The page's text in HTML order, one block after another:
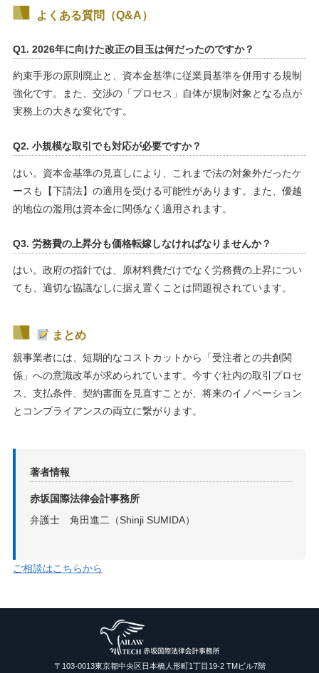
よくある質問（Q&A）
Q1. 2026年に向けた改正の目玉は何だったのですか？
約束手形の原則廃止と、資本金基準に従業員基準を併用する規制
強化です。また、交渉の「プロセス」自体が規制対象となる点が
実務上の大きな変化です。
Q2. 小規模な取引でも対応が必要ですか？
はい。資本金基準の見直しにより、これまで法の対象外だったケ
ースも【下請法】の適用を受ける可能性があります。また、優越
的地位の濫用は資本金に関係なく適用されます。
Q3. 労務費の上昇分も価格転嫁しなければなりませんか？
はい。政府の指針では、原材料費だけでなく労務費の上昇につい
ても、適切な協議なしに据え置くことは問題視されています。
まとめ
親事業者には、短期的なコストカットから「受注者との共創関
係」への意識改革が求められています。今すぐ社内の取引プロセ
ス、支払条件、契約書面を見直すことが、将来のイノベーション
とコンプライアンスの両立に繋がります。
著者情報
赤坂国際法律会計事務所
弁護士 角田進二（Shinji SUMIDA）
ご相談はこちらから
〒103-0013東京都中央区日本橋人形町1丁目19-2 TMビル7階